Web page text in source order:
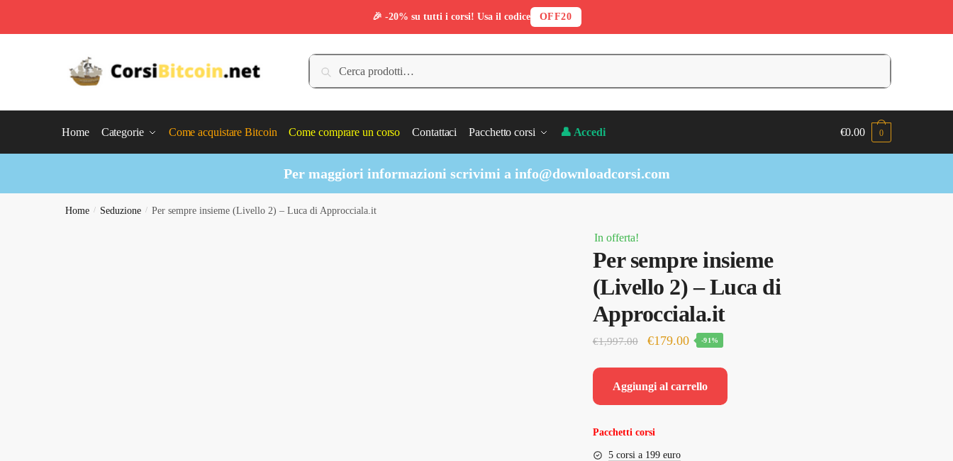
Cerca:
Cerca
Home Categorie Come acquistare Bitcoin Come comprare un corso Contattaci Pacchetto corsi 👤 Accedi €0.00 0
Per maggiori informazioni scrivimi a info@downloadcorsi.com
Home / Seduzione / Per sempre insieme (Livello 2) – Luca di Approcciala.it
In offerta!
Per sempre insieme
(Livello 2) – Luca di
Approcciala.it
€1,997.00
Il
originale
era:
€179.00Il
attuale
è:
-91%
Aggiungi al carrello
Pacchetti corsi
5 corsi a 199 euro
🎉 -20% su tutti i corsi! Usa il codice OFF20